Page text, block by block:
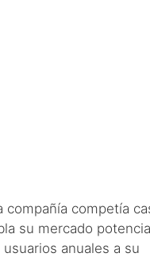
compañía competía
su mercado
anuales a su